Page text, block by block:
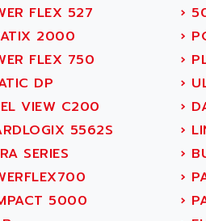
FLEX 527 ›
2000 ›
FLEX 750 ›
DP ›
VIEW C200 ›
5562S ›
SERIES ›
›
5000 ›